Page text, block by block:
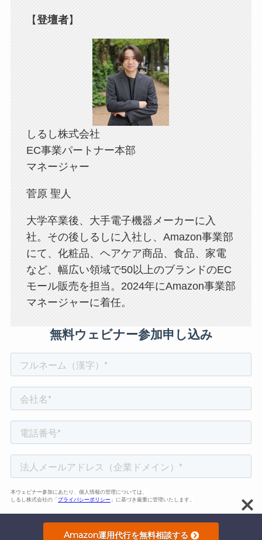
【登壇者】
しるし株式会社
EC事業パートナー本部
マネージャー
菅原 聖人
大学卒業後、大手電子機器メーカーに入
社。その後しるしに入社し、Amazon事業部
にて、化粧品、ヘアケア商品、食品、家電
など、幅広い領域で50以上のブランドのEC
モール販売を担当。2024年にAmazon事業部
マネージャーに着任。
Amazon運用代行を無料相談する